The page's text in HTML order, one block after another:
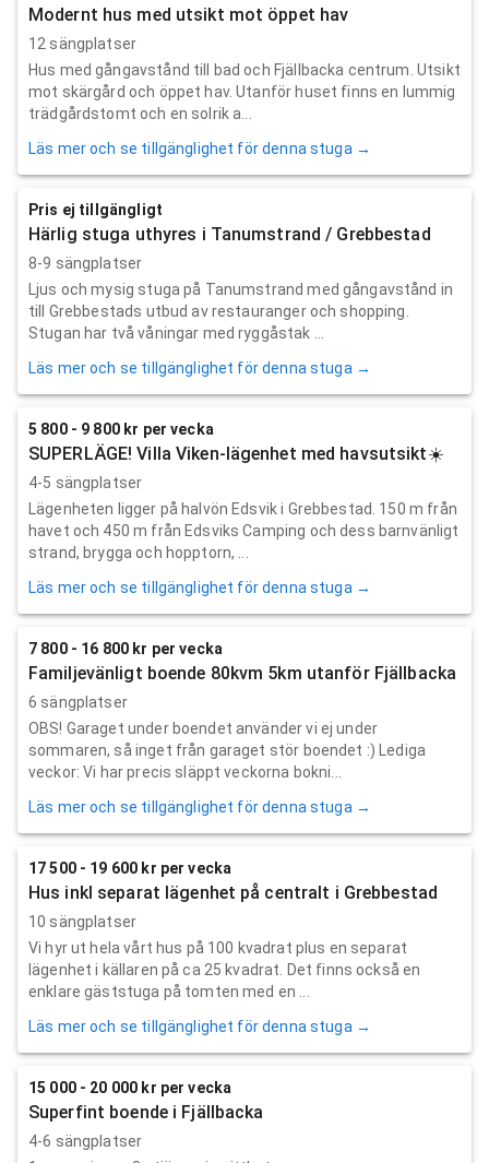
Modernt hus med utsikt mot öppet hav
12 sängplatser
Hus med gångavstånd till bad och Fjällbacka centrum. Utsikt
mot skärgård och öppet hav. Utanför huset finns en lummig
trädgårdstomt och en solrik a...
Läs mer och se tillgänglighet för denna stuga →
Pris ej tillgängligt
Härlig stuga uthyres i Tanumstrand / Grebbestad
8-9 sängplatser
Ljus och mysig stuga på Tanumstrand med gångavstånd in
till Grebbestads utbud av restauranger och shopping.
Stugan har två våningar med ryggåstak ...
Läs mer och se tillgänglighet för denna stuga →
5 800 - 9 800 kr per vecka
SUPERLÄGE! Villa Viken-lägenhet med havsutsikt☀️
4-5 sängplatser
Lägenheten ligger på halvön Edsvik i Grebbestad. 150 m från
havet och 450 m från Edsviks Camping och dess barnvänligt
strand, brygga och hopptorn, ...
Läs mer och se tillgänglighet för denna stuga →
7 800 - 16 800 kr per vecka
Familjevänligt boende 80kvm 5km utanför Fjällbacka
6 sängplatser
OBS! Garaget under boendet använder vi ej under
sommaren, så inget från garaget stör boendet :) Lediga
veckor: Vi har precis släppt veckorna bokni...
Läs mer och se tillgänglighet för denna stuga →
17 500 - 19 600 kr per vecka
Hus inkl separat lägenhet på centralt i Grebbestad
10 sängplatser
Vi hyr ut hela vårt hus på 100 kvadrat plus en separat
lägenhet i källaren på ca 25 kvadrat. Det finns också en
enklare gäststuga på tomten med en ...
Läs mer och se tillgänglighet för denna stuga →
15 000 - 20 000 kr per vecka
Superfint boende i Fjällbacka
4-6 sängplatser